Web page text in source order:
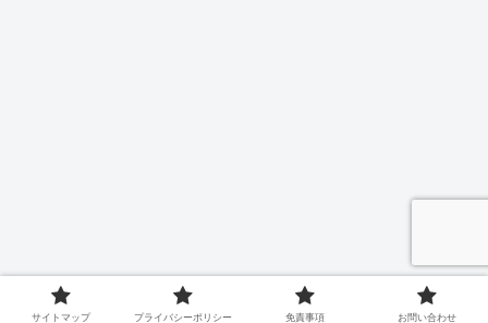
サイトマップ プライバシーポリシー 免責事項 お問い合わせ